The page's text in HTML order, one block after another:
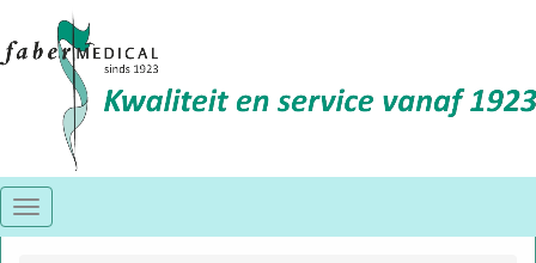
Menu